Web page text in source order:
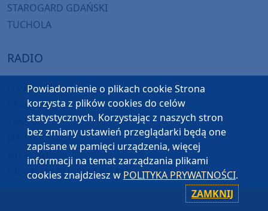
STAROGARD GDAŃSKI
TUCHOLA
RADIO
O WEEKEND FM
REKLAMA
ZASIĘG
JAK SŁUCHAĆ?
HIT-PORT
GRALIŚMY W WEEKEND FM
Powiadomienie o plikach cookie Strona
korzysta z plików cookies do celów
statystycznych. Korzystając z naszych stron
bez zmiany ustawień przeglądarki będą one
zapisane w pamięci urządzenia, więcej
informacji na temat zarządzania plikami
cookies znajdziesz w POLITYKA PRYWATNOŚCI.
ZAMKNIJ